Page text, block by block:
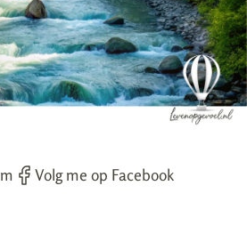
Volg me op Facebook